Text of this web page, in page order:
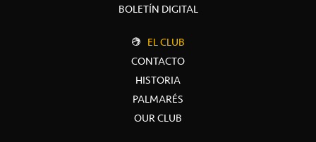
BOLETÍN DIGITAL
EL CLUB
CONTACTO
HISTORIA
PALMARÉS
OUR CLUB